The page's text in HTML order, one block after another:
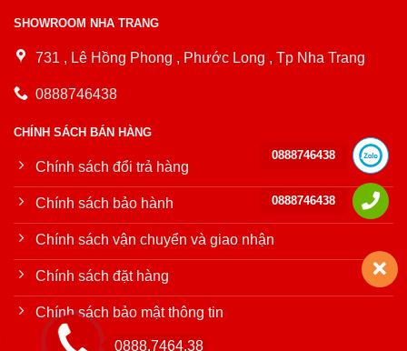
SHOWROOM NHA TRANG
731 , Lê Hồng Phong , Phước Long , Tp Nha Trang
0888746438
CHÍNH SÁCH BÁN HÀNG
Chính sách đổi trả hàng
Chính sách bảo hành
Chính sách vận chuyển và giao nhận
Chính sách đặt hàng
Chính sách bảo mật thông tin
0888.7464.38
0888746438
0888746438